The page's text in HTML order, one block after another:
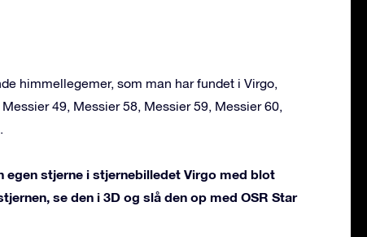
himmellegemer, som man har fundet i Virgo,
49, Messier 58, Messier 59, Messier 60,
egen stjerne i stjernebilledet Virgo med blot
se den i 3D og slå den op med OSR Star